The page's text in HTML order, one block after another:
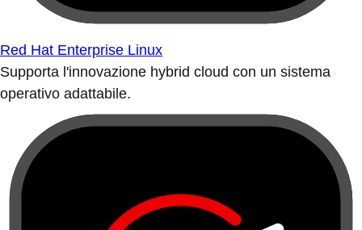
Red Hat Enterprise Linux
Supporta l'innovazione hybrid cloud con un sistema
operativo adattabile.